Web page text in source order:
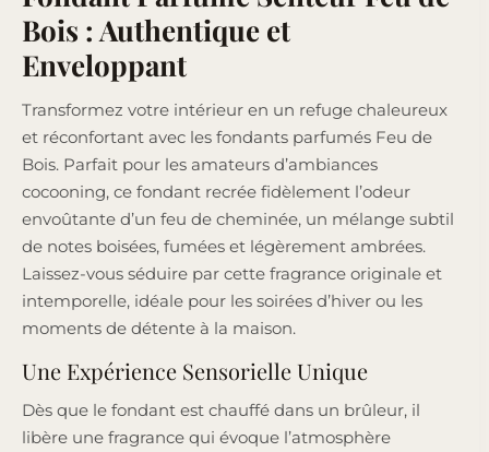
Bois : Authentique et
Enveloppant
Transformez votre intérieur en un refuge chaleureux
et réconfortant avec les fondants parfumés Feu de
Bois. Parfait pour les amateurs d’ambiances
cocooning, ce fondant recrée fidèlement l’odeur
envoûtante d’un feu de cheminée, un mélange subtil
de notes boisées, fumées et légèrement ambrées.
Laissez-vous séduire par cette fragrance originale et
intemporelle, idéale pour les soirées d’hiver ou les
moments de détente à la maison.
Une Expérience Sensorielle Unique
Dès que le fondant est chauffé dans un brûleur, il
libère une fragrance qui évoque l’atmosphère